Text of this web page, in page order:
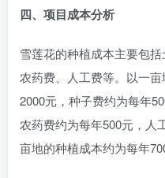
四、项目成本分析
雪莲花的种植成本主要包括
农药费、人工费等。以一
2000元，种子费约为每年
农药费约为每年500元，人
亩地的种植成本约为每年